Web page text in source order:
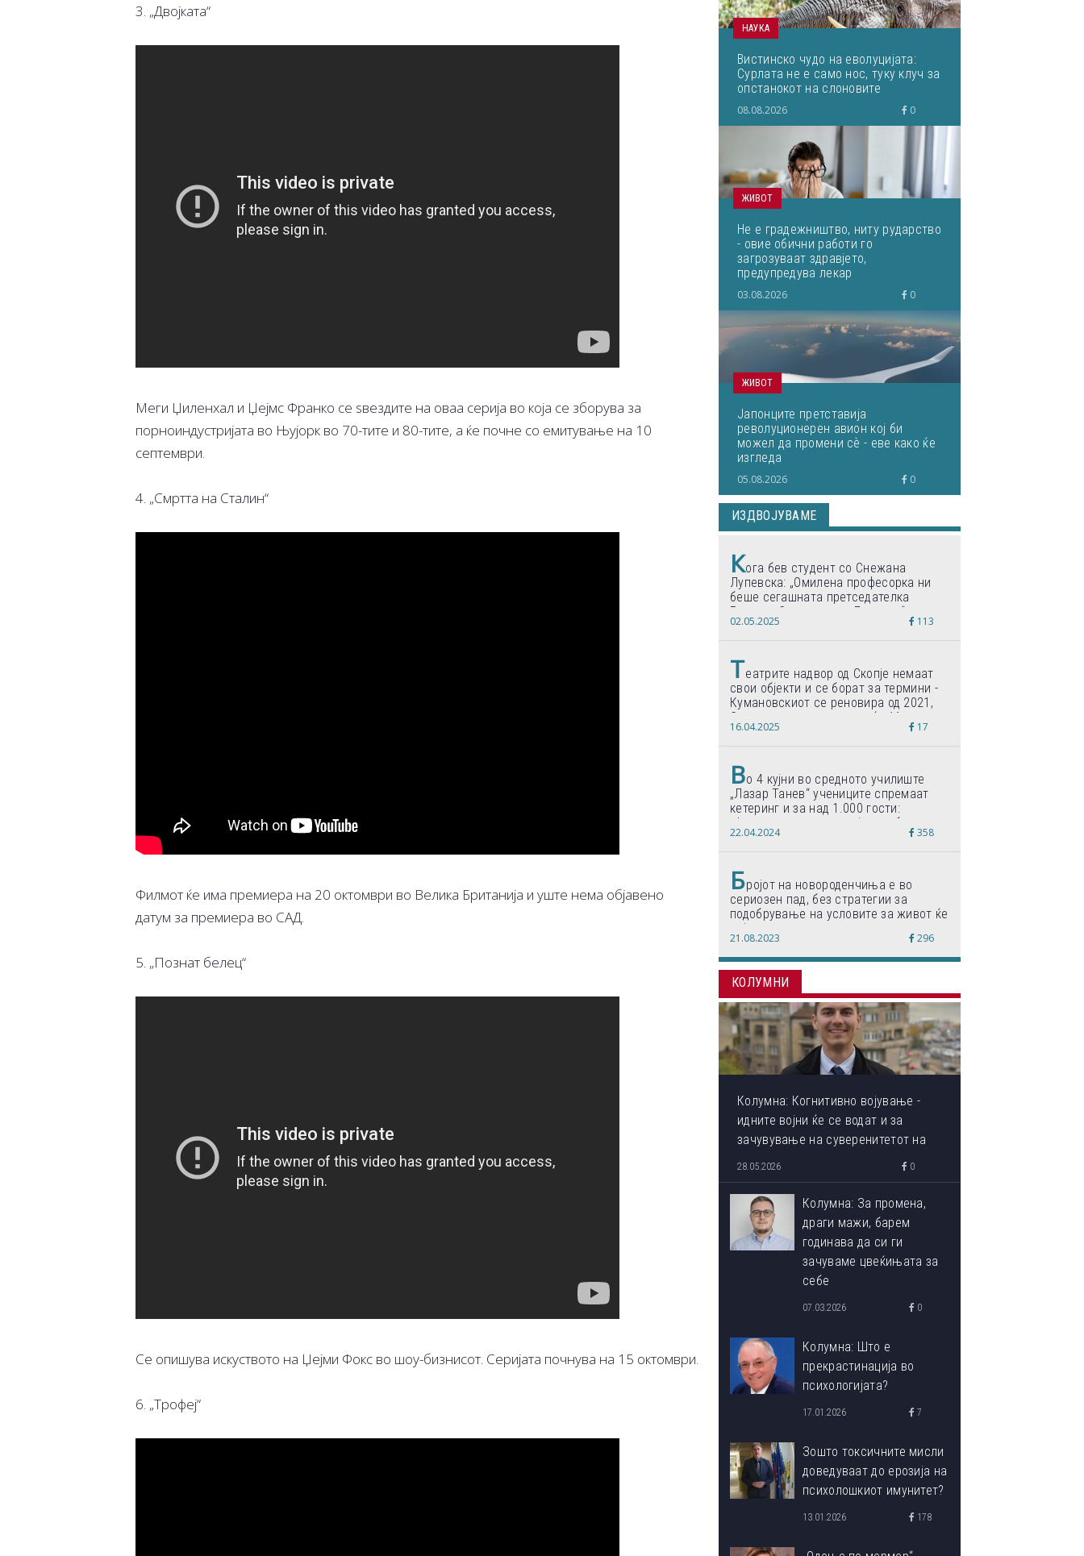
3. „Двојката“
Меги Џиленхал и Џејмс Франко се ѕвездите на оваа серија во која се зборува за
порноиндустријата во Њујорк во 70-тите и 80-тите, а ќе почне со емитување на 10
септември.
4. „Смртта на Сталин“
Филмот ќе има премиера на 20 октомври во Велика Британија и уште нема објавено
датум за премиера во САД.
5. „Познат белец“
Се опишува искуството на Џејми Фокс во шоу-бизнисот. Серијата почнува на 15 октомври.
6. „Трофеј“
НАУКА
Вистинско чудо на еволуцијата:
Сурлата не е само нос, туку клуч за
опстанокот на слоновите
08.08.2026 0
ЖИВОТ
Не е градежништво, ниту рударство
- овие обични работи го
загрозуваат здравјето,
предупредува лекар
03.08.2026 0
ЖИВОТ
Јапонците претставија
револуционерен авион кој би
можел да промени сѐ - еве како ќе
изгледа
05.08.2026 0
ИЗДВОЈУВАМЕ
Кога бев студент со Снежана
Лупевска: „Омилена професорка ни
беше сегашната претседателка
Гордана Сиљановска-Давкова“
02.05.2025 113
Театрите надвор од Скопје немаат
свои објекти и се борат за термини -
Кумановскиот се реновира од 2021,
Струмичкиот се гради веќе 11 години
16.04.2025 17
Во 4 кујни во средното училиште
„Лазар Танев“ учениците спремаат
кетеринг и за над 1.000 гости:
„Формиравме компанија и работиме
по светски стандарди“
22.04.2024 358
Бројот на новороденчиња е во
сериозен пад, без стратегии за
подобрување на условите за живот ќе
дојде до затворање на училишта,
предупредуваат експертите
21.08.2023 296
КОЛУМНИ
Колумна: Когнитивно војување -
идните војни ќе се водат и за
зачувување на суверенитетот на
сопствениот ум
28.05.2026 0
Колумна: За промена,
драги мажи, барем
годинава да си ги
зачуваме цвеќињата за
себе
07.03.2026 0
Колумна: Што е
прекрастинација во
психологијата?
17.01.2026 7
Зошто токсичните мисли
доведуваат до ерозија на
психолошкиот имунитет?
13.01.2026 178